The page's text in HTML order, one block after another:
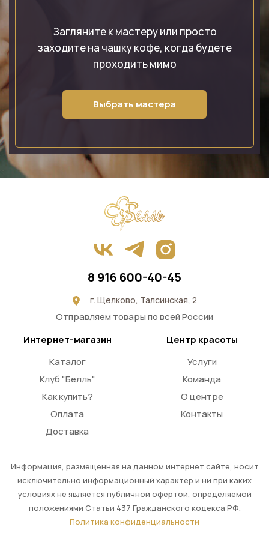
Загляните к мастеру или просто
заходите на чашку кофе, когда будете
проходить мимо
Выбрать мастера
Центр красоты
Услуги
Команда
О центре
Контакты
Интернет-магазин
Каталог
Клуб "Белль"
Как купить?
Оплата
Доставка
8 916 600-40-45
г. Щелково, Талсинская, 2
Отправляем товары по всей России
Информация, размещенная на данном интернет сайте, носит
исключительно информационный характер и ни при каких
условиях не является публичной офертой, определяемой
положениями Статьи 437 Гражданского кодекса РФ.
Политика конфиденциальности